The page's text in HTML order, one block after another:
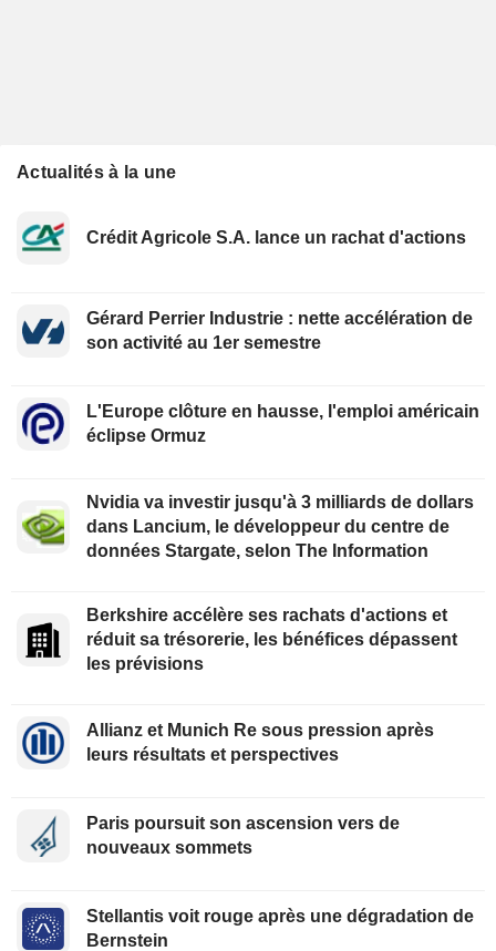
Actualités à la une
Crédit Agricole S.A. lance un rachat d'actions
Gérard Perrier Industrie : nette accélération de
son activité au 1er semestre
L'Europe clôture en hausse, l'emploi américain
éclipse Ormuz
Nvidia va investir jusqu'à 3 milliards de dollars
dans Lancium, le développeur du centre de
données Stargate, selon The Information
Berkshire accélère ses rachats d'actions et
réduit sa trésorerie, les bénéfices dépassent
les prévisions
Allianz et Munich Re sous pression après
leurs résultats et perspectives
Paris poursuit son ascension vers de
nouveaux sommets
Stellantis voit rouge après une dégradation de
Bernstein